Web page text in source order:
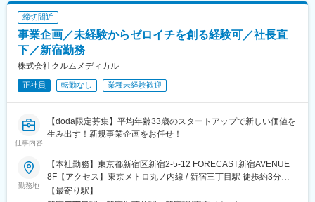
締切間近
事業企画／未経験からゼロイチを創る経験可／社長直
下／新宿勤務
株式会社クルムメディカル
正社員 転勤なし 業種未経験歓迎
仕事内容
【doda限定募集】平均年齢33歳のスタートアップで新しい価値を
生み出す！新規事業企画をお任せ！
勤務地
【本社勤務】東京都新宿区新宿2-5-12 FORECAST新宿AVENUE
8F【アクセス】東京メトロ丸ノ内線 / 新宿三丁目駅 徒歩約3分東
京メトロ副都心線 / 新宿三丁目駅 徒歩約3分都営新宿線 / 新宿三丁
【最寄り駅】